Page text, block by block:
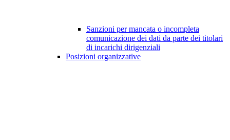
Sanzioni per mancata o incompleta
comunicazione dei dati da parte dei titolari
di incarichi dirigenziali
Posizioni organizzative